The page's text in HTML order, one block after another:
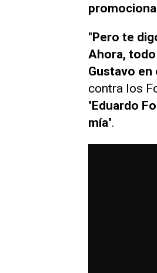
"Pero te
Ahora,
Gustavo
contra los
"Eduardo
mía".